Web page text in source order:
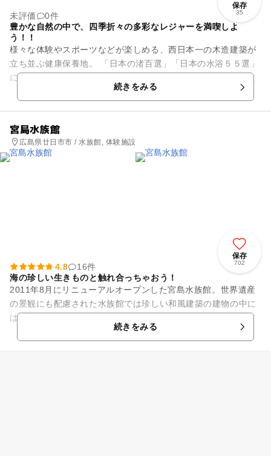
保存
35
未評価
0件
豊かな自然の中で、四季折々の多彩なレジャーを満喫しよ
う！！
様々な体験やスポーツなどが楽しめる、西日本一の木造建築が
立ち並ぶ健康保養地。 「日本の渚百選」「日本の水浴５５選」
に認定され、「日本の快水浴場百選」にも選ばれたこともある
続きをみる
宮島水族館
広島県廿日市市 / 水族館, 体験施設
保存
702
4.8
16件
海の珍しい生きものと触れ合っちゃおう！
2011年8月にリニューアルオープンした宮島水族館。世界遺産
の景観にも配慮された水族館では珍しい和風建築の建物の中に
は、瀬戸内海を中心とした380種以上の生きものに出会うこと
続きをみる